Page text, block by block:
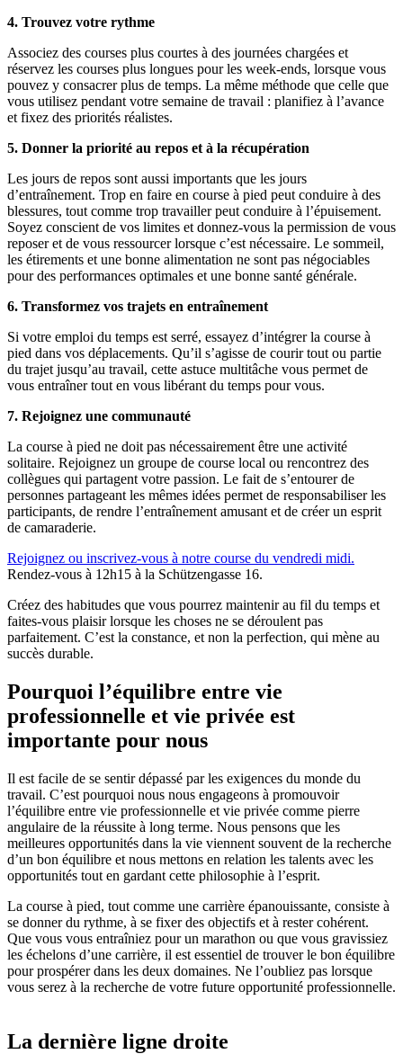
4. Trouvez votre rythme
Associez des courses plus courtes à des journées chargées et
réservez les courses plus longues pour les week-ends, lorsque vous
pouvez y consacrer plus de temps. La même méthode que celle que
vous utilisez pendant votre semaine de travail : planifiez à l’avance
et fixez des priorités réalistes.
5. Donner la priorité au repos et à la récupération
Les jours de repos sont aussi importants que les jours
d’entraînement. Trop en faire en course à pied peut conduire à des
blessures, tout comme trop travailler peut conduire à l’épuisement.
Soyez conscient de vos limites et donnez-vous la permission de vous
reposer et de vous ressourcer lorsque c’est nécessaire. Le sommeil,
les étirements et une bonne alimentation ne sont pas négociables
pour des performances optimales et une bonne santé générale.
6. Transformez vos trajets en entraînement
Si votre emploi du temps est serré, essayez d’intégrer la course à
pied dans vos déplacements. Qu’il s’agisse de courir tout ou partie
du trajet jusqu’au travail, cette astuce multitâche vous permet de
vous entraîner tout en vous libérant du temps pour vous.
7. Rejoignez une communauté
La course à pied ne doit pas nécessairement être une activité
solitaire. Rejoignez un groupe de course local ou rencontrez des
collègues qui partagent votre passion. Le fait de s’entourer de
personnes partageant les mêmes idées permet de responsabiliser les
participants, de rendre l’entraînement amusant et de créer un esprit
de camaraderie.
Rejoignez ou inscrivez-vous à notre course du vendredi midi.
Rendez-vous à 12h15 à la Schützengasse 16.
Créez des habitudes que vous pourrez maintenir au fil du temps et
faites-vous plaisir lorsque les choses ne se déroulent pas
parfaitement. C’est la constance, et non la perfection, qui mène au
succès durable.
Pourquoi l’équilibre entre vie
professionnelle et vie privée est
importante pour nous
Il est facile de se sentir dépassé par les exigences du monde du
travail. C’est pourquoi nous nous engageons à promouvoir
l’équilibre entre vie professionnelle et vie privée comme pierre
angulaire de la réussite à long terme. Nous pensons que les
meilleures opportunités dans la vie viennent souvent de la recherche
d’un bon équilibre et nous mettons en relation les talents avec les
opportunités tout en gardant cette philosophie à l’esprit.
La course à pied, tout comme une carrière épanouissante, consiste à
se donner du rythme, à se fixer des objectifs et à rester cohérent.
Que vous vous entraîniez pour un marathon ou que vous gravissiez
les échelons d’une carrière, il est essentiel de trouver le bon équilibre
pour prospérer dans les deux domaines. Ne l’oubliez pas lorsque
vous serez à la recherche de votre future opportunité professionnelle.
La dernière ligne droite